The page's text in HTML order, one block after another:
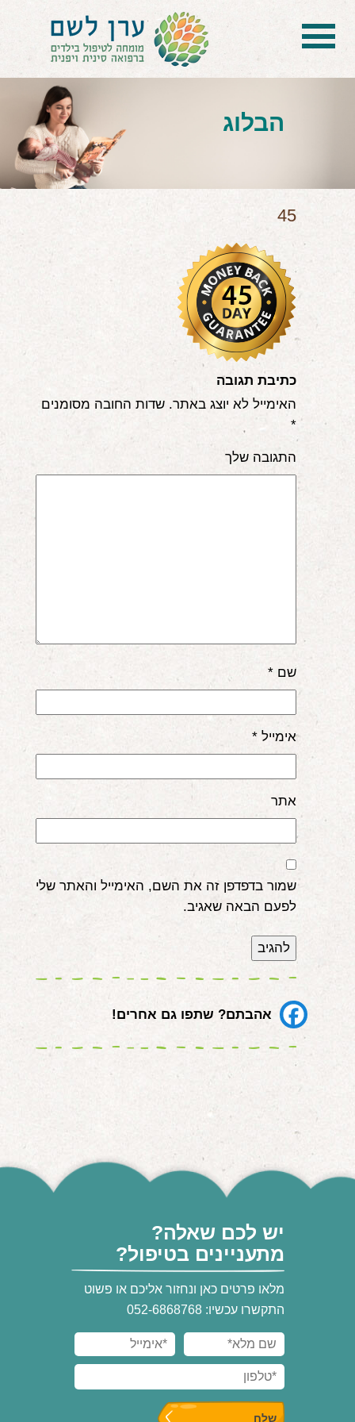
בית
הטיפול
הכל על דיקור סיני ודיקור יפני לילדים
הילד לא מפסיק להיות חולה
בעיות נשימה: קוצר, סטרידור ועוד
קשיים רגשיים, אתגרי התנהגות
הורים ממליצים
במתנה!
הבלוג
45
כתיבת תגובה
האימייל לא יוצג באתר. שדות החובה מסומנים
*
התגובה שלך
שם *
אימייל *
אתר
שמור בדפדפן זה את השם, האימייל והאתר שלי
לפעם הבאה שאגיב.
אהבתם? שתפו גם אחרים!
יש לכם שאלה?
מתעניינים בטיפול?
מלאו פרטים כאן ונחזור אליכם או פשוט
התקשרו עכשיו: 052-6868768